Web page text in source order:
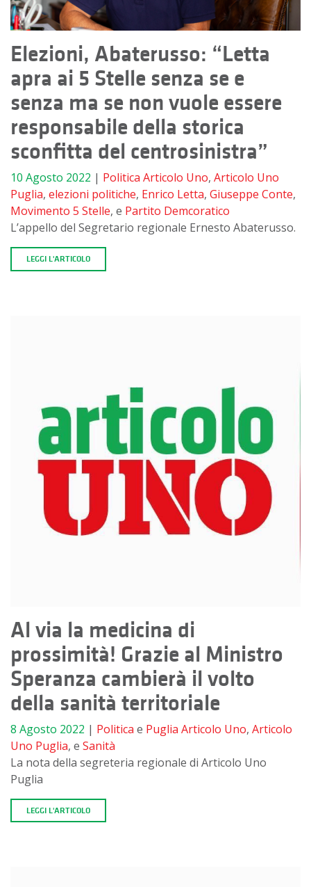
Elezioni, Abaterusso: “Letta
apra ai 5 Stelle senza se e
senza ma se non vuole essere
responsabile della storica
sconfitta del centrosinistra”
10 Agosto 2022 | Politica Articolo Uno, Articolo Uno
Puglia, elezioni politiche, Enrico Letta, Giuseppe Conte,
Movimento 5 Stelle, e Partito Demcoratico
L’appello del Segretario regionale Ernesto Abaterusso.
LEGGI L'ARTICOLO
Al via la medicina di
prossimità! Grazie al Ministro
Speranza cambierà il volto
della sanità territoriale
8 Agosto 2022 | Politica e Puglia Articolo Uno, Articolo
Uno Puglia, e Sanità
La nota della segreteria regionale di Articolo Uno
Puglia
LEGGI L'ARTICOLO